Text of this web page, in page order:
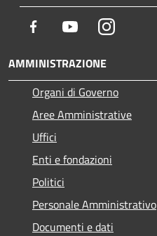
Facebook YoutubeInstagram
AMMINISTRAZIONE
Organi di Governo
Aree Amministrative
Uffici
Enti e fondazioni
Politici
Personale Amministrativo
Documenti e dati